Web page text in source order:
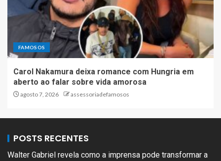
FAMOSOS
Carol Nakamura deixa romance com Hungria em
aberto ao falar sobre vida amorosa
agosto 7, 2026 assessoriadefamosos
POSTS RECENTES
Walter Gabriel revela como a imprensa pode transformar a